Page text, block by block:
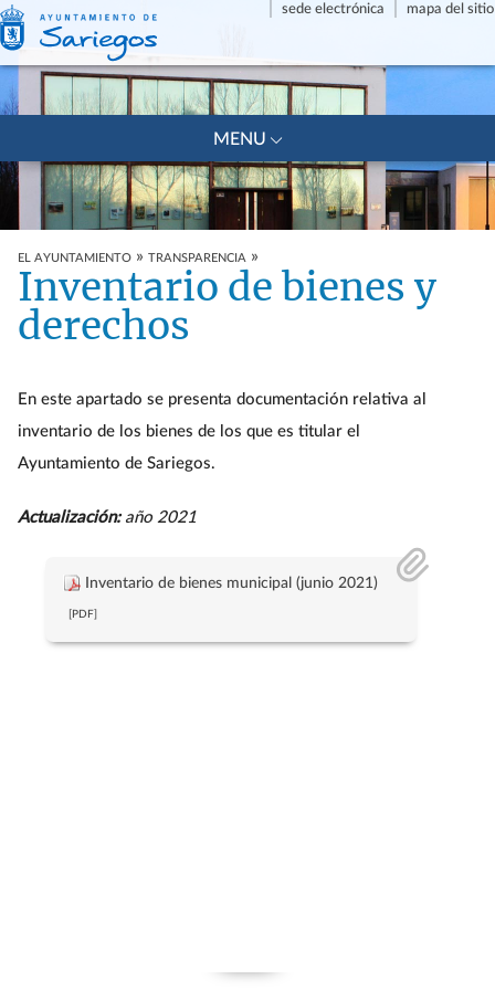
sede electrónica mapa del sitio
MENU +
EL AYUNTAMIENTO » TRANSPARENCIA »
Inventario de bienes y
derechos
En este apartado se presenta documentación relativa al
inventario de los bienes de los que es titular el
Ayuntamiento de Sariegos.
Actualización:año 2021
Inventario de bienes municipal (junio 2021)